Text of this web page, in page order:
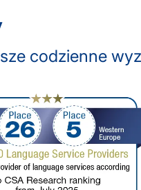
codzienne